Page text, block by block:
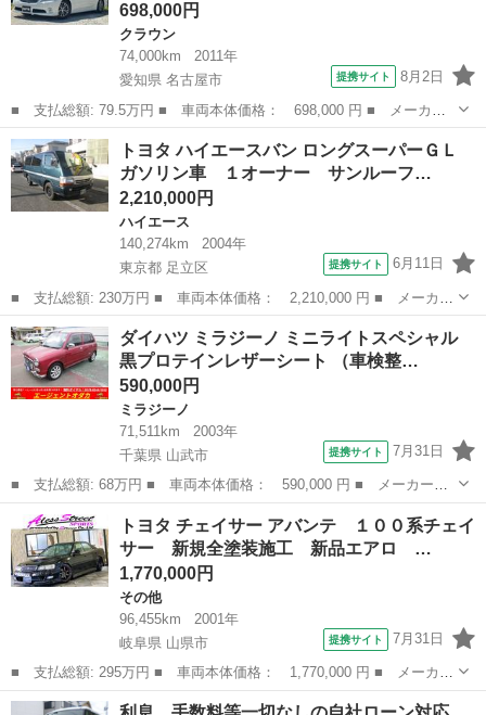
698,000円
クラウン
74,000km
2011年
愛知県 名古屋市
提携サイト 8月2日
■ 支払総額: 79.5万円 ■ 車両本体価格： 698,000 円 ■ メーカー
名： トヨタ ■ 車種名： クラウン ■ グレード名： ロイヤルサ
ルーン 後期 ローダウン クルーズコントロール 純正ナビ バッ
クカメラ Ｂ...
愛知 名古屋市 クラウン
トヨタ ハイエースバン ロングスーパーＧＬ
ガソリン車 １オーナー サンルーフ…
2,210,000円
ハイエース
140,274km
2004年
東京都 足立区
提携サイト 6月11日
■ 支払総額: 230万円 ■ 車両本体価格： 2,210,000 円 ■ メーカー
名： トヨタ ■ 車種名： ハイエースバン ■ グレード名： ロン
グスーパーＧＬ ガソリン車 １オーナー サンルーフ キーレス
低床荷台 ...
東京 足立区 ハイエース
ダイハツ ミラジーノ ミニライトスペシャル
黒プロテインレザーシート （車検整…
590,000円
ミラジーノ
71,511km
2003年
千葉県 山武市
提携サイト 7月31日
■ 支払総額: 68万円 ■ 車両本体価格： 590,000 円 ■ メーカー
名： ダイハツ ■ 車種名： ミラジーノ ■ グレード名： ミニラ
イトスペシャル 黒プロテインレザーシート ■ 排気量： 660cc ■
ドア枚...
千葉 山武市 ミラジーノ
トヨタ チェイサー アバンテ １００系チェイ
サー 新規全塗装施工 新品エアロ …
1,770,000円
その他
96,455km
2001年
岐阜県 山県市
提携サイト 7月31日
■ 支払総額: 295万円 ■ 車両本体価格： 1,770,000 円 ■ メーカー
名： トヨタ ■ 車種名： チェイサー ■ グレード名： アバン
岐阜 山県市 その他